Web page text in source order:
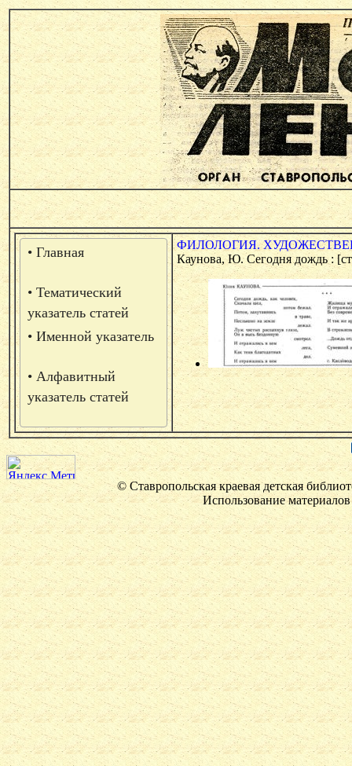
• Главная
• Тематический
указатель статей
• Именной указатель
• Алфавитный
указатель статей
ФИЛОЛОГИЯ.
Каунова, Ю. Сегодня дождь :
© Ставропольская краевая детская
Использование